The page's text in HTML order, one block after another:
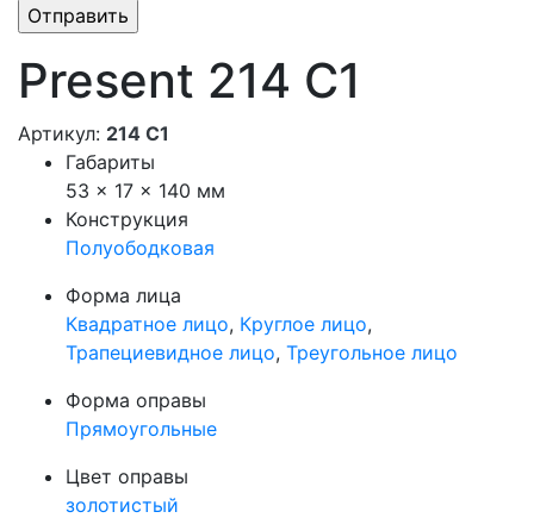
Present 214 C1
Артикул: 214 C1
Габариты
53 × 17 × 140 мм
Конструкция
Полуободковая
Форма лица
Квадратное лицо, Круглое лицо,
Трапециевидное лицо, Треугольное лицо
Форма оправы
Прямоугольные
Цвет оправы
золотистый